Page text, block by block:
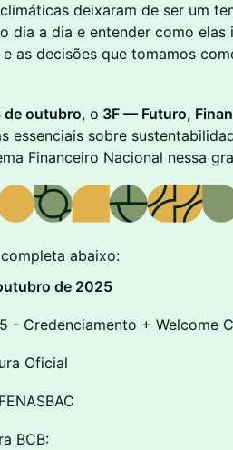
deixaram de ser um
dia a dia e entender como
as decisões que tomamos
de outubro, o 3F — Futuro,
essenciais sobre
Financeiro Nacional nessa
abaixo:
de 2025
- Credenciamento + Welcome
Oficial
FENASBAC
BCB: